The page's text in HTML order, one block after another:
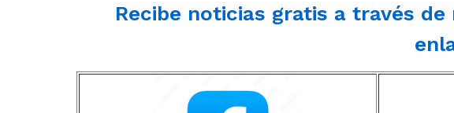
Recibe noticias gratis a través